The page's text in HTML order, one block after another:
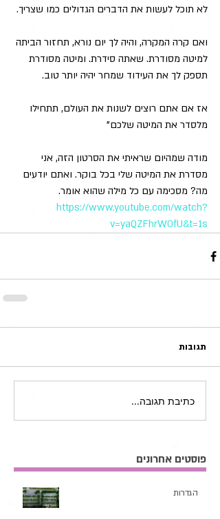
לא תוכל לעשות את הדברים הגדולים כמו שצריך.
ואם קרה המקרה, והיה לך יום נורא, תחזור הביתה
למיטה מסודרת. שאתה סידרת. ומיטה מסודרת
תספק לך את העידוד שמחר יהיה יותר טוב.
אז אם אתם רוצים לשנות את העולם, תתחילו
מלסדר את המיטה שלכם"
מודה שמהיום שראיתי את הסרטון הזה, אני
מסדרת את המיטה שלי בכל בוקר. ואתם יודעים
מה? מסכימה עם כל מילה שהוא אומר.
https://www.youtube.com/watch?
v=yaQZFhrW0fU&t=1s
תגובות
כתיבת תגובה...
פוסטים אחרונים
הגדרות